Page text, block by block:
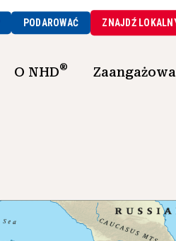
PODAROWAĆ ZNAJDŹ
O NHD®